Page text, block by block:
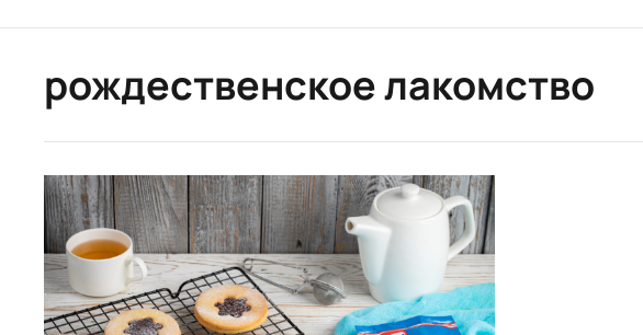
рождественское лакомство